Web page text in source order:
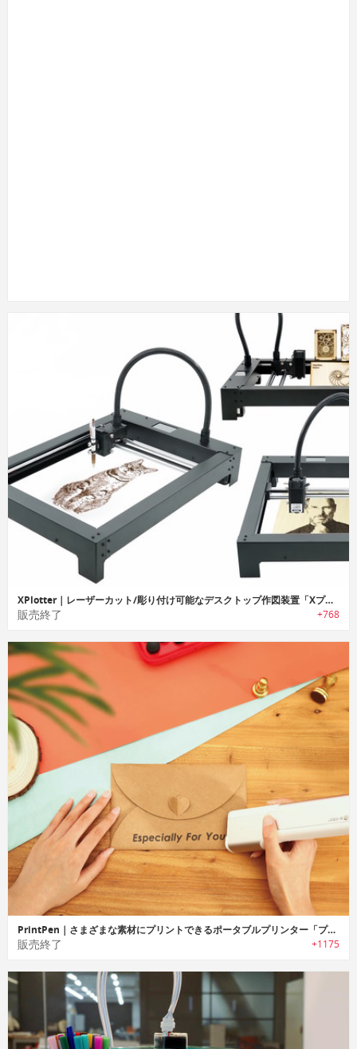
XPlotter｜レーザーカット/彫り付け可能なデスクトップ作図装置「Xプロッター」
販売終了 +768
PrintPen｜さまざまな素材にプリントできるポータブルプリンター「プリントペン」
販売終了 +1175